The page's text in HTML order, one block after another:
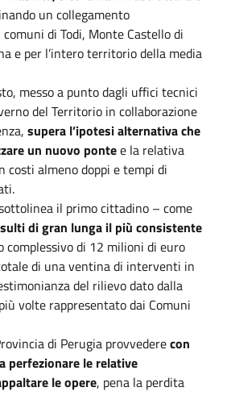
un collegamento
di Todi, Monte Castello di
e per l’intero territorio della media
messo a punto dagli uffici tecnici
del Territorio in collaborazione
supera l’ipotesi alternativa che
un nuovo pontee la relativa
costi almeno doppi e tempi di
il primo cittadino – come
di gran lunga il più consistente
complessivo di 12 milioni di euro
di una ventina di interventi in
del rilievo dato dalla
volte rappresentato dai Comuni
di Perugia provvederecon
perfezionare le relative
le opere, pena la perdita